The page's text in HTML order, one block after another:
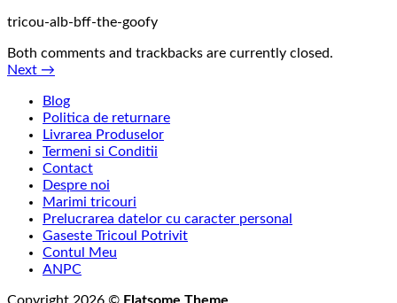
tricou-alb-bff-the-goofy
Both comments and trackbacks are currently closed.
Next →
Blog
Politica de returnare
Livrarea Produselor
Termeni si Conditii
Contact
Despre noi
Marimi tricouri
Prelucrarea datelor cu caracter personal
Gaseste Tricoul Potrivit
Contul Meu
ANPC